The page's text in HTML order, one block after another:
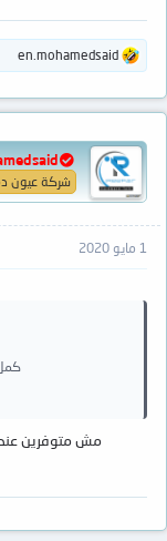
ا
ل
ع
ل
ا
ت
en.mohamedsaid
شركة عيون
1 مايو 2020
مش متوفرين